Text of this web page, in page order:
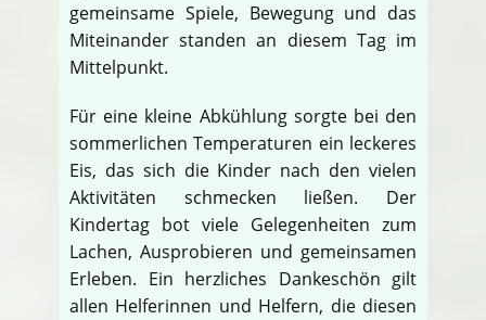
gemeinsame Spiele, Bewegung und das
Miteinander standen an diesem Tag im
Mittelpunkt.
Für eine kleine Abkühlung sorgte bei den
sommerlichen Temperaturen ein leckeres
Eis, das sich die Kinder nach den vielen
Aktivitäten schmecken ließen. Der
Kindertag bot viele Gelegenheiten zum
Lachen, Ausprobieren und gemeinsamen
Erleben. Ein herzliches Dankeschön gilt
allen Helferinnen und Helfern, die diesen